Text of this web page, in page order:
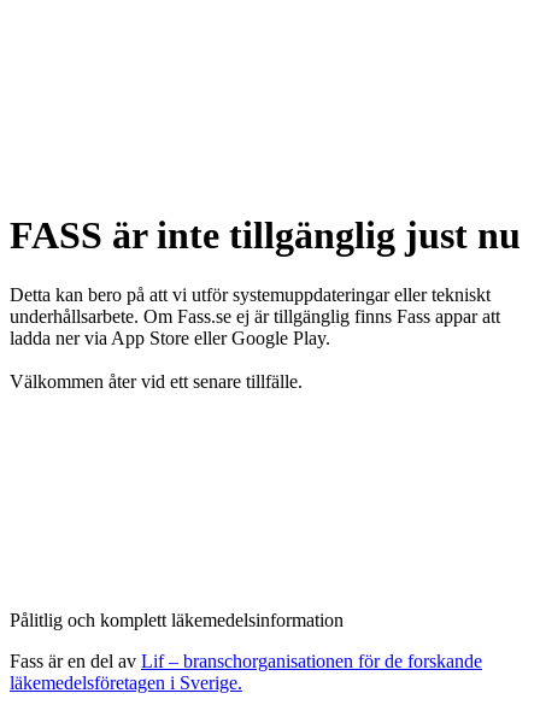
FASS är inte tillgänglig just nu
Detta kan bero på att vi utför systemuppdateringar eller tekniskt
underhållsarbete. Om Fass.se ej är tillgänglig finns Fass appar att
ladda ner via App Store eller Google Play.
Välkommen åter vid ett senare tillfälle.
Pålitlig och komplett läkemedelsinformation
Fass är en del av Lif – branschorganisationen för de forskande
läkemedelsföretagen i Sverige.